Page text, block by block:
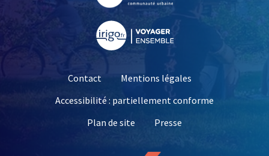
Contact
Mentions légales
Accessibilité : partiellement conforme
Plan de site
Presse